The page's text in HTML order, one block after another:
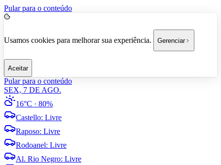
Pular para o conteúdo
Usamos cookies para melhorar sua experiência. Gerenciar
Aceitar
Pular para o conteúdo
SEX, 7 DE AGO.
16°C · 80%
Castello: Livre
Raposo: Livre
Rodoanel: Livre
Al. Rio Negro: Livre